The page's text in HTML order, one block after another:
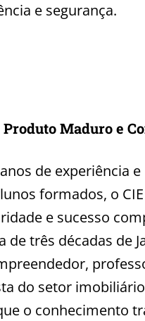
e segurança.
Produto Maduro e
de experiência
formados, o
e sucesso
de três décadas de
do setor
o conhecimento